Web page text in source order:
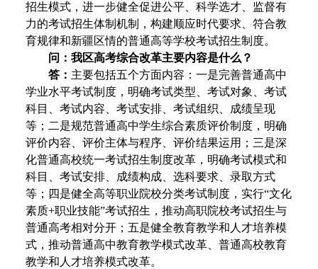
招生模式，进一步健全促进公平、科学选才、监督有
力的考试招生体制机制，构建顺应时代要求、符合教
育规律和新疆区情的普通高等学校考试招生制度。
问：我区高考综合改革主要内容是什么？
答： 主要包括五个方面内容：一是完善普通高中
学业水平考试制度，明确考试类型、考试对象、考试
科目、考试内容、考试安排、考试组织、成绩呈现
等；二是规范普通高中学生综合素质评价制度，明确
评价内容、评价主体与程序、评价结果运用；三是深
化普通高校统一考试招生制度改革，明确考试模式和
科目、考试安排、成绩构成、选科要求、录取方式
等；四是健全高等职业院校分类考试制度，实行“文化
素质+职业技能”考试招生，推动高职院校考试招生与
普通高考相对分开；五是健全教育教学和人才培养模
式，推动普通高中教育教学模式改革、普通高校教育
教学和人才培养模式改革。